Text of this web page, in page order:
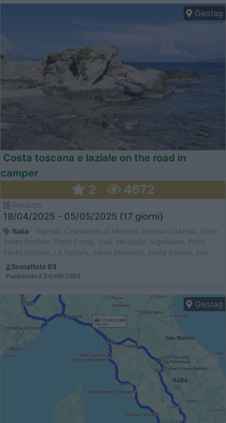
Geotag
Costa toscana e laziale on the road in
camper
2 4672
18/04/2025 - 05/05/2025 (17 giorni)
Italia - Vignola, Castelvetro di Modena, Marina di Massa, Porto
Santo Stefano, Porto Ercole, Isola del Giglio, Argentario, Porto
Santo Stefano, La Feniglia, Santa Marinella, Santa Severa, San
Felice Circeo, Sperlonga, Velletri, Frascati, Castel Gandolfo,
Bolsena, Monte Fiascone, Civita di Bagnoregio, San Feliciano,
Scoiattola 63
Pubblicato il 24/06/2025
Geotag